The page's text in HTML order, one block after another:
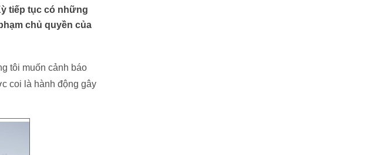
tiếp tục có những
chủ quyền của
tôi muốn cảnh báo
coi là hành động gây